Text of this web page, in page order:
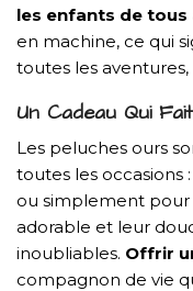
les enfants de tous
en machine, ce qui
toutes les
Un Cadeau Qui
Les peluches ours
toutes les occasions
ou simplement pour
adorable et leur
inoubliables. Offrir
compagnon de vie